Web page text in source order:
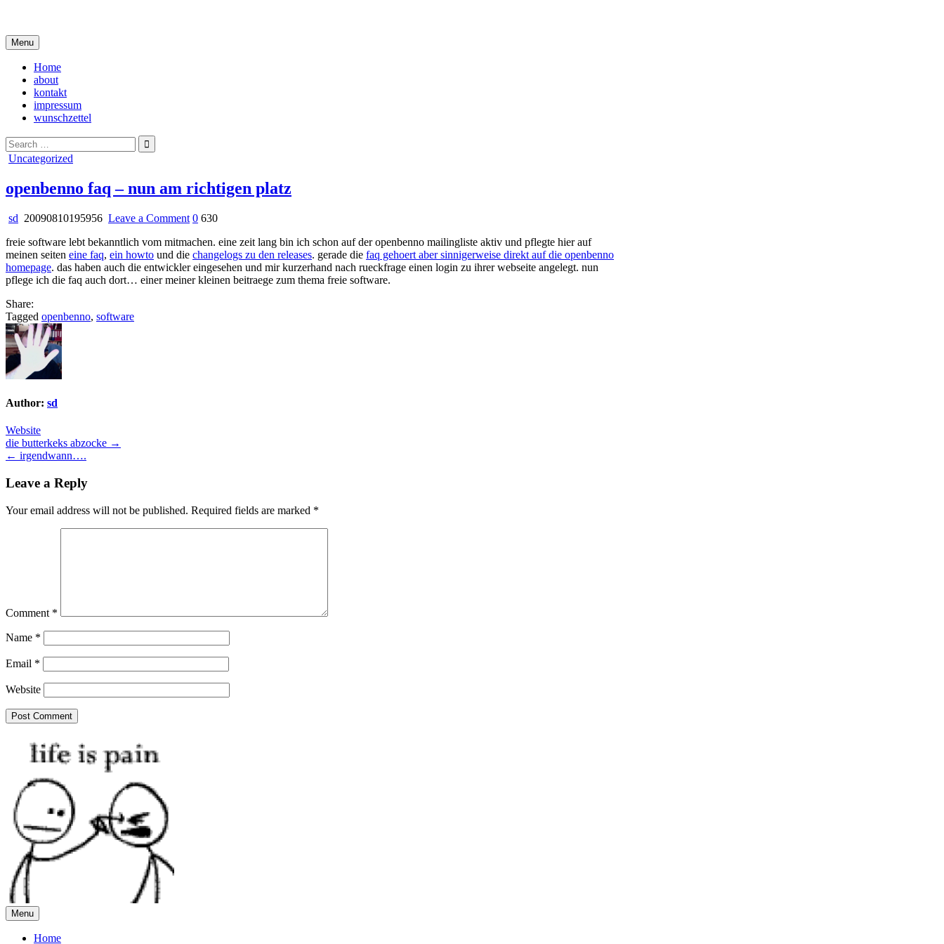
content
Menu
Home
about
kontakt
impressum
wunschzettel
Search
for:
Posted
Uncategorized
openbenno faq – nun am richtigen platz
sd 20090810195956 Leave a Commenton
faq
–
nun
am
0 630
freie software lebt bekanntlich vom mitmachen. eine zeit lang bin ich schon auf der openbenno mailingliste aktiv und pflegte hier auf
meinen seiten eine faq, ein howto und die changelogs zu den releases. gerade die faq gehoert aber sinnigerweise direkt auf die openbenno
homepage. das haben auch die entwickler eingesehen und mir kurzerhand nach rueckfrage einen login zu ihrer webseite angelegt. nun
pflege ich die faq auch dort… einer meiner kleinen beitraege zum thema freie software.
Share:
Tagged openbenno, software
Author: sd
Website
Post
navigation
die butterkeks abzocke →
← irgendwann….
Leave a Reply
Your email address will not be published. Required fields are marked *
Comment *
Name *
Email *
Website
Menu
Home